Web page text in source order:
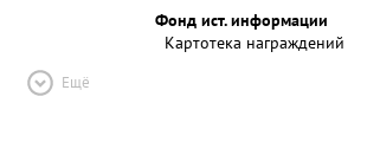
Фонд ист. информации
Картотека награждений
Ещё